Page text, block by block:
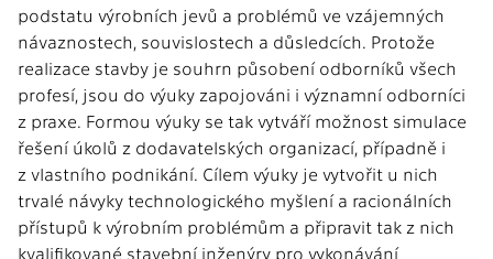
podstatu výrobních jevů a problémů ve vzájemných
návaznostech, souvislostech a důsledcích. Protože
realizace stavby je souhrn působení odborníků všech
profesí, jsou do výuky zapojováni i významní odborníci
z praxe. Formou výuky se tak vytváří možnost simulace
řešení úkolů z dodavatelských organizací, případně i
z vlastního podnikání. Cílem výuky je vytvořit u nich
trvalé návyky technologického myšlení a racionálních
přístupů k výrobním problémům a připravit tak z nich
kvalifikované stavební inženýry pro vykonávání